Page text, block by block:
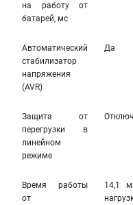
на работу от
батарей, мс
Автоматический
стабилизатор
напряжения
(AVR)
Да
Защита от
перегрузки в
линейном
режиме
Время работы
от
14,1